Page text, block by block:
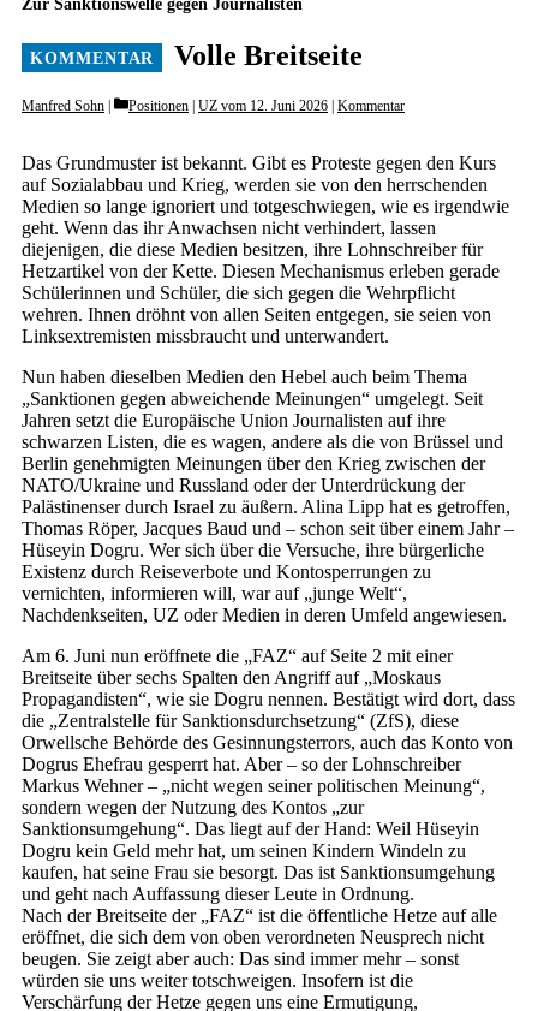
Zur Sanktionswelle gegen Journalisten
Volle Breitseite
Manfred Sohn Categories
Positionen UZ vom 12. Juni 2026 Kommentar
Das Grundmuster ist bekannt. Gibt es Proteste gegen den Kurs
auf Sozialabbau und Krieg, werden sie von den herrschenden
Medien so lange ignoriert und totgeschwiegen, wie es irgendwie
geht. Wenn das ihr Anwachsen nicht verhindert, lassen
diejenigen, die diese Medien besitzen, ihre Lohnschreiber für
Hetzartikel von der Kette. Diesen Mechanismus erleben gerade
Schülerinnen und Schüler, die sich gegen die Wehrpflicht
wehren. Ihnen dröhnt von allen Seiten entgegen, sie seien von
Linksextremisten missbraucht und unterwandert.
Nun haben dieselben Medien den Hebel auch beim Thema
„Sanktionen gegen abweichende Meinungen“ umgelegt. Seit
Jahren setzt die Europäische Union Journalisten auf ihre
schwarzen Listen, die es wagen, andere als die von Brüssel und
Berlin genehmigten Meinungen über den Krieg zwischen der
NATO/Ukraine und Russland oder der Unterdrückung der
Palästinenser durch Israel zu äußern. Alina Lipp hat es getroffen,
Thomas Röper, Jacques Baud und – schon seit über einem Jahr –
Hüseyin Dogru. Wer sich über die Versuche, ihre bürgerliche
Existenz durch Reiseverbote und Kontosperrungen zu
vernichten, informieren will, war auf „junge Welt“,
Nachdenkseiten, UZ oder Medien in deren Umfeld angewiesen.
Am 6. Juni nun eröffnete die „FAZ“ auf Seite 2 mit einer
Breitseite über sechs Spalten den Angriff auf „Moskaus
Propagandisten“, wie sie Dogru nennen. Bestätigt wird dort, dass
die „Zentralstelle für Sanktionsdurchsetzung“ (ZfS), diese
Orwellsche Behörde des Gesinnungsterrors, auch das Konto von
Dogrus Ehefrau gesperrt hat. Aber – so der Lohnschreiber
Markus Wehner – „nicht wegen seiner politischen Meinung“,
sondern wegen der Nutzung des Kontos „zur
Sanktionsumgehung“. Das liegt auf der Hand: Weil Hüseyin
Dogru kein Geld mehr hat, um seinen Kindern Windeln zu
kaufen, hat seine Frau sie besorgt. Das ist Sanktionsumgehung
und geht nach Auffassung dieser Leute in Ordnung.
Nach der Breitseite der „FAZ“ ist die öffentliche Hetze auf alle
eröffnet, die sich dem von oben verordneten Neusprech nicht
beugen. Sie zeigt aber auch: Das sind immer mehr – sonst
würden sie uns weiter totschweigen. Insofern ist die
Verschärfung der Hetze gegen uns eine Ermutigung,